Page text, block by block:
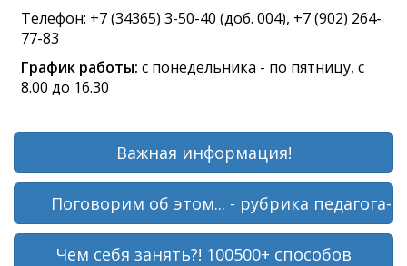
Телефон: +7 (34365) 3-50-40 (доб. 004), +7 (902) 264-
77-83
График работы: с понедельника - по пятницу, с
8.00 до 16.30
Важная информация!
Поговорим об этом... - рубрика педагога-
Чем себя занять?! 100500+ способов